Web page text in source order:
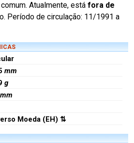
Atualmente, está fora de
Período de circulação: 11/1991 a
mm
g
mm
Moeda (EH) ⇅